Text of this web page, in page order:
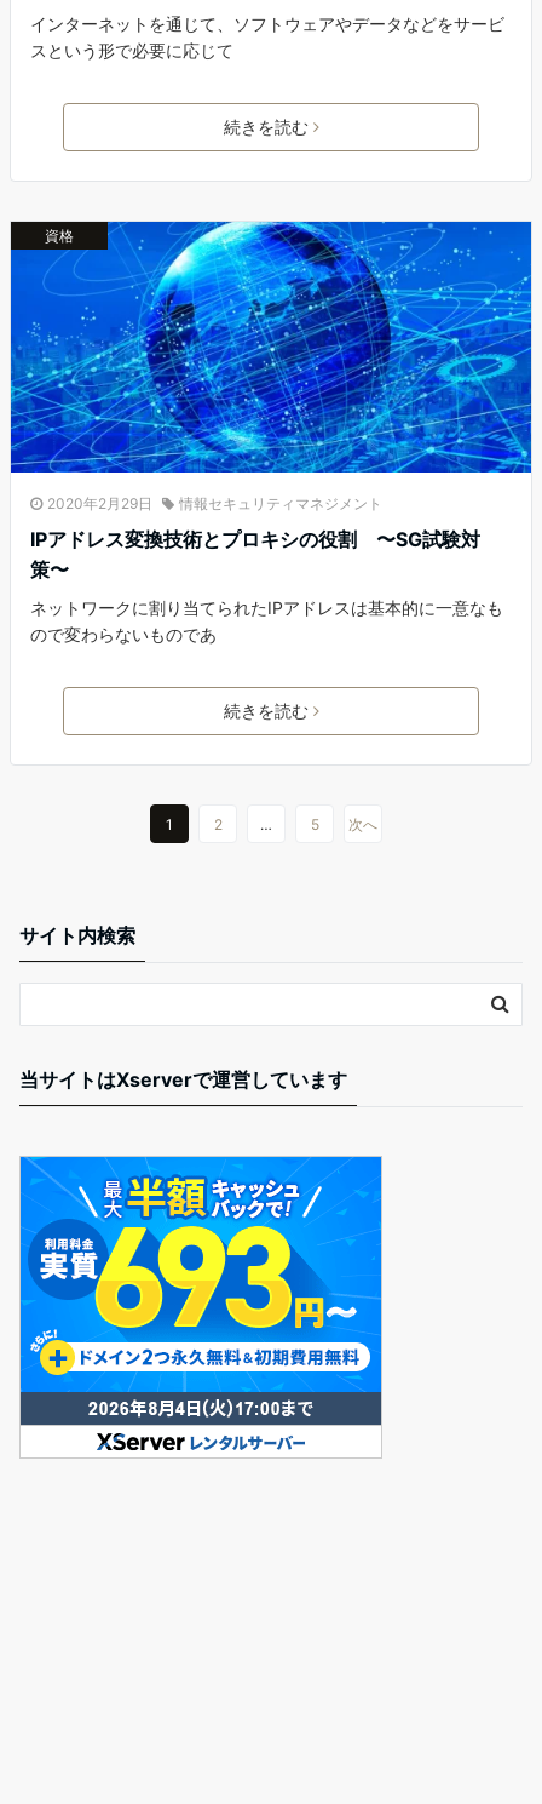
インターネットを通じて、ソフトウェアやデータなどをサービ
スという形で必要に応じて
続きを読む
資格
2020年2月29日 情報セキュリティマネジメント
IPアドレス変換技術とプロキシの役割 〜SG試験対
策〜
ネットワークに割り当てられたIPアドレスは基本的に一意なも
ので変わらないものであ
続きを読む
1 2 … 5 次へ
サイト内検索
当サイトはXserverで運営しています